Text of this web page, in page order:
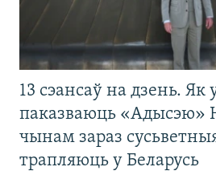
13 сэансаў на дзень.
паказваюць «Адысэю»
чынам зараз
трапляюць у Беларусь